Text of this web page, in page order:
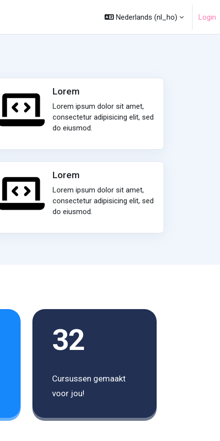
Nederlands ‎(nl_ho)‎ Login
Lorem
Lorem ipsum dolor sit amet,
consectetur adipisicing elit, sed
do eiusmod.
Lorem
Lorem ipsum dolor sit amet,
consectetur adipisicing elit, sed
do eiusmod.
32
Cursussen gemaakt
voor jou!